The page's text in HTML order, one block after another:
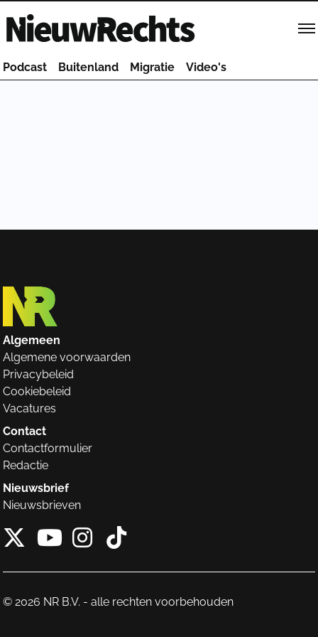
Homepage van NieuwRechts
Podcast Buitenland Migratie Video's
Algemeen
Algemene voorwaarden
Privacybeleid
Cookiebeleid
Vacatures
Contact
Contactformulier
Redactie
Nieuwsbrief
Nieuwsbrieven
X van NieuwRechts
Instagram van
Tiktok van
© 2026 NR B.V. - alle rechten voorbehouden